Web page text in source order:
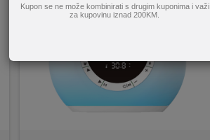
Kupon se ne može kombinirati s drugim kuponima i važi
za kupovinu iznad 200KM.